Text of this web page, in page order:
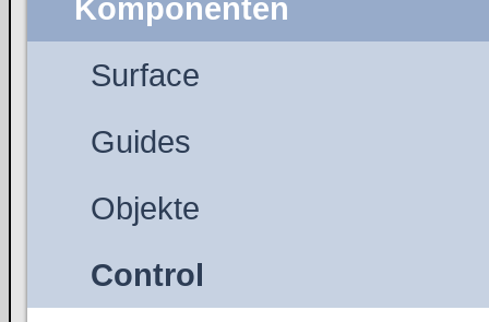
Komponenten
Surface
Guides
Objekte
Control